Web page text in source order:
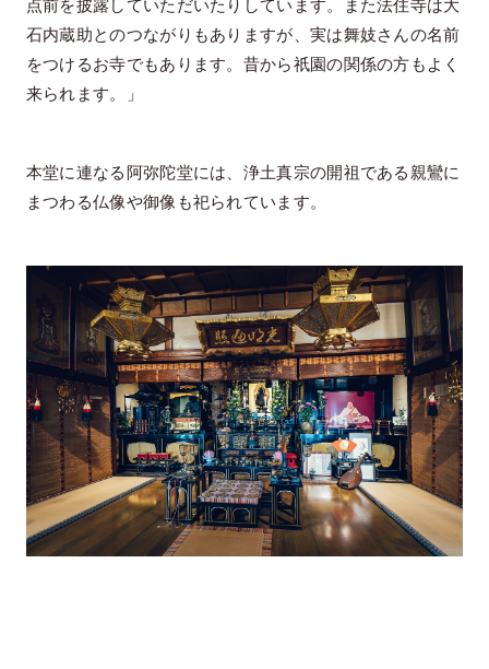
点前を披露していただいたりしています。また法住寺は大
石内蔵助とのつながりもありますが、実は舞妓さんの名前
をつけるお寺でもあります。昔から祇園の関係の方もよく
来られます。」
本堂に連なる阿弥陀堂には、浄土真宗の開祖である親鸞に
まつわる仏像や御像も祀られています。